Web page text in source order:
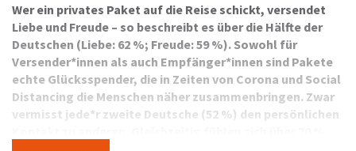
Wer ein privates Paket auf die Reise schickt, versendet
Liebe und Freude – so beschreibt es über die Hälfte der
Deutschen (Liebe: 62 %; Freude: 59 %). Sowohl für
Versender*innen als auch Empfänger*innen sind Pakete
echte Glücksspender, die in Zeiten von Corona und Social
Distancing die Menschen näher zusammenbringen. Zwar
vermisst jede*r zweite Deutsche (52 %) den persönlichen